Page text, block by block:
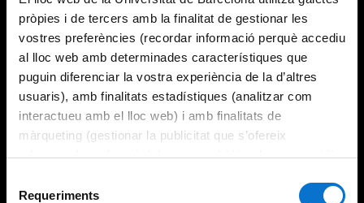
pròpies i de tercers amb la finalitat de gestionar les
vostres preferències (recordar informació perquè accediu
al lloc web amb determinades característiques que
puguin diferenciar la vostra experiència de la d’altres
usuaris), amb finalitats estadístiques (analitzar com
interactueu amb el lloc web) i amb finalitats de
màrqueting (gestionar la publicitat que s’ofereix
adequant-la en funció dels vostres hàbits de navegació).
consultar laPolítica de galetes del lloc web de la
Requeriments